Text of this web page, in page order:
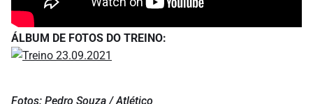
ÁLBUM DE FOTOS DO TREINO:
Fotos: Pedro Souza / Atlético